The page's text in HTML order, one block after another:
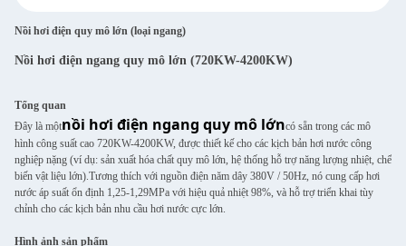
Nồi hơi điện quy mô lớn (loại ngang)
Nồi hơi điện ngang quy mô lớn (720KW-4200KW)
Tổng quan
Đây là mộtnồi hơi điện ngang quy mô lớncó sẵn trong các mô
hình công suất cao 720KW-4200KW, được thiết kế cho các kịch bản hơi nước công
nghiệp nặng (ví dụ: sản xuất hóa chất quy mô lớn, hệ thống hỗ trợ năng lượng nhiệt, chế
biến vật liệu lớn).Tương thích với nguồn điện năm dây 380V / 50Hz, nó cung cấp hơi
nước áp suất ổn định 1,25-1,29MPa với hiệu quả nhiệt 98%, và hỗ trợ triển khai tùy
chỉnh cho các kịch bản nhu cầu hơi nước cực lớn.
Hình ảnh sản phẩm